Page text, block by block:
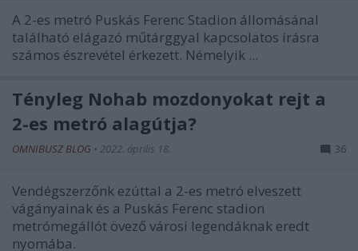
A 2-es metró Puskás Ferenc Stadion állomásánal
található elágazó műtárggyal kapcsolatos írásra
számos észrevétel érkezett. Némelyik ...
Tényleg Nohab mozdonyokat rejt a
2-es metró alagútja?
OMNIBUSZ BLOG • 2022. április 18. 36
Vendégszerzőnk ezúttal a 2-es metró elveszett
vágányainak és a Puskás Ferenc stadion
metrómegállót övező városi legendáknak eredt
nyomába.